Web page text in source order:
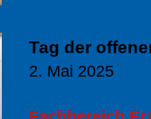
Tag der
2. Mai 2025